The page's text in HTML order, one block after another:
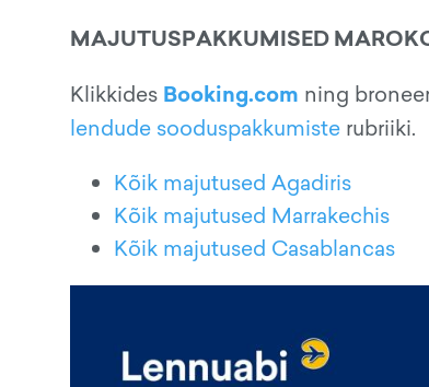
MAJUTUSPAKKUMISED
Klikkides Booking.com ning
lendude sooduspakkumiste rubriiki.
Kõik majutused Agadiris
Kõik majutused Marrakechis
Kõik majutused Casablancas